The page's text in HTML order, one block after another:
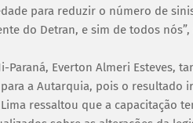
para reduzir o número de
do Detran, e sim de todos
Paraná, Everton Almeri Esteves,
a Autarquia, pois o resultado
ressaltou que a capacitação